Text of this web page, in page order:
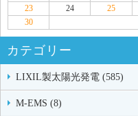
23
24 25
30
カテゴリー
LIXIL製太陽光発電 (585)
M-EMS (8)